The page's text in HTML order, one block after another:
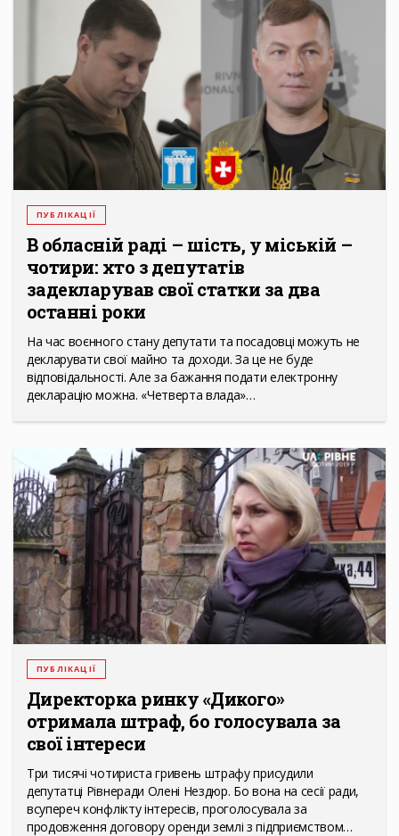
ПУБЛІКАЦІЇ
В обласній раді – шість, у міській –
чотири: хто з депутатів
задекларував свої статки за два
останні роки
На час воєнного стану депутати та посадовці можуть не
декларувати свої майно та доходи. За це не буде
відповідальності. Але за бажання подати електронну
декларацію можна. «Четверта влада»…
ПУБЛІКАЦІЇ
Директорка ринку «Дикого»
отримала штраф, бо голосувала за
свої інтереси
Три тисячі чотириста гривень штрафу присудили
депутатці Рівнеради Олені Нездюр. Бо вона на сесії ради,
всупереч конфлікту інтересів, проголосувала за
продовження договору оренди землі з підприємством…